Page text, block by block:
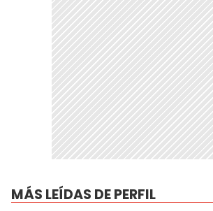
MÁS LEÍDAS DE PERFIL